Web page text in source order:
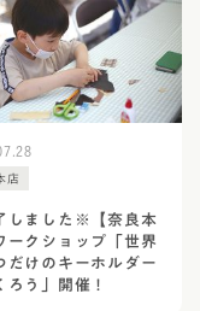
店
しました※【奈良本
ークショップ「世界
だけのキーホルダー
ろう」開催！